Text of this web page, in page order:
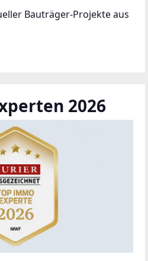
Bauträger-Projekte aus
2026